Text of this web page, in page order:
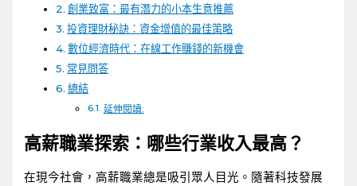
創業致富：最有潛力的小本生意推薦
投資理財秘訣：資金增值的最佳策略
數位經濟時代：在線工作賺錢的新機會
常見問答
總結
延伸閱讀:
高薪職業探索：哪些行業收入最高？
在現今社會，高薪職業總是吸引眾人目光。隨著科技發展